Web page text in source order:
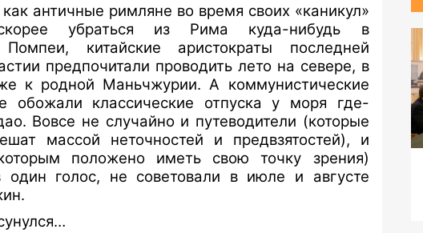
античные римляне во время своих «каникул»
убраться из Рима куда-нибудь в
Помпеи, китайские аристократы последней
предпочитали проводить лето на севере, в
к родной Маньчжурии. А коммунистические
обожали классические отпуска у моря где-
Вовсе не случайно и путеводители (которые
массой неточностей и предвзятостей), и
положено иметь свою точку зрения)
один голос, не советовали в июле и августе